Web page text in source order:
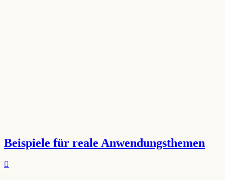
Beispiele für reale Anwendungsthemen